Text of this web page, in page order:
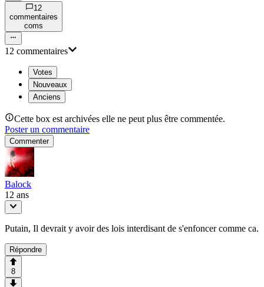
12
commentaires
coms
12 commentaires
Votes
Nouveaux
Anciens
Cette box est archivées elle ne peut plus être commentée.
Poster un commentaire
Commenter
Balock
12 ans
Putain, Il devrait y avoir des lois interdisant de s'enfoncer comme ca.
Répondre
8